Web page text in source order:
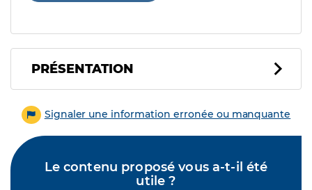
PRÉSENTATION
Signaler une information erronée ou manquante
Le contenu proposé vous a-t-il été
utile ?